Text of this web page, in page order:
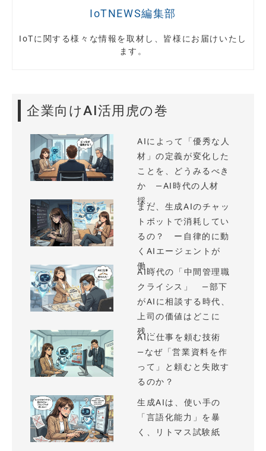
IoTNEWS編集部
IoTに関する様々な情報を取材し、皆様にお届けいたし
ます。
企業向けAI活用虎の巻
AIによって「優秀な人
材」の定義が変化した
ことを、どうみるべき
か —AI時代の人材
採...
まだ、生成AIのチャッ
トボットで消耗してい
るの？ ー自律的に動
くAIエージェントが
働...
AI時代の「中間管理職
クライシス」 —部下
がAIに相談する時代、
上司の価値はどこに
残...
AIに仕事を頼む技術
—なぜ「営業資料を作
って」と頼むと失敗す
るのか？
生成AIは、使い手の
「言語化能力」を暴
く、リトマス試験紙